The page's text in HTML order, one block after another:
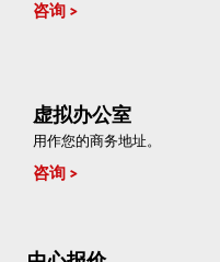
咨询
虚拟办公室
用作您的商务地址。
咨询